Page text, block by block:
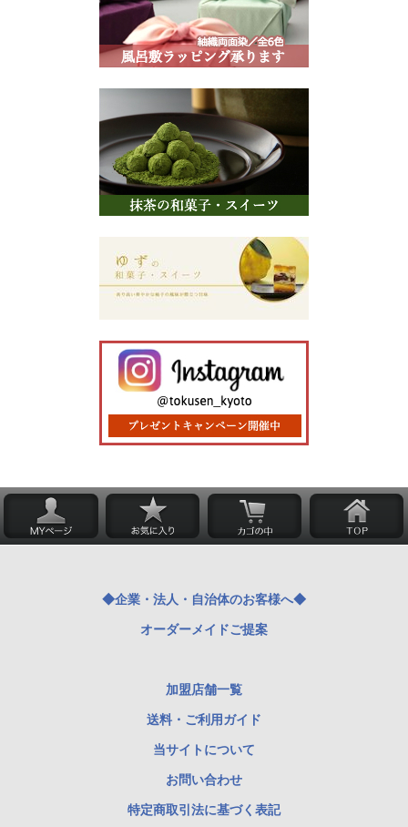
◆企業・法人・自治体のお客様へ◆
オーダーメイドご提案
加盟店舗一覧
送料・ご利用ガイド
当サイトについて
お問い合わせ
特定商取引法に基づく表記